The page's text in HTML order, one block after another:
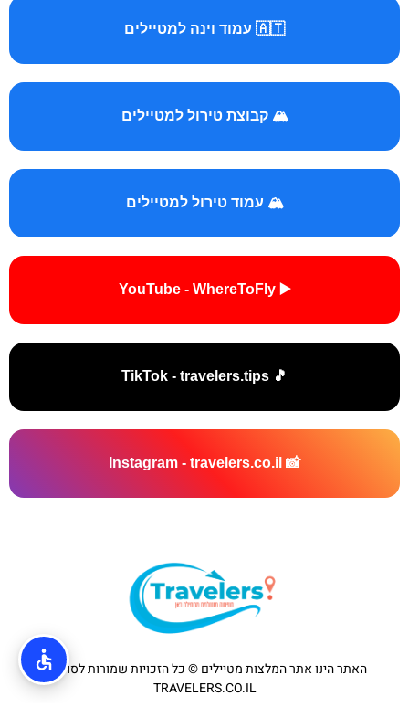
🇦🇹 עמוד וינה למטיילים
🏔️ קבוצת טירול למטיילים
🏔️ עמוד טירול למטיילים
▶️ YouTube - WhereToFly
🎵 TikTok - travelers.tips
📸 Instagram - travelers.co.il
האתר הינו אתר המלצות מטיילים © כל הזכויות שמורות לסוכנות
TRAVELERS.CO.IL